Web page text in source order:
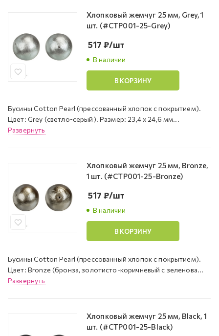
Хлопковый жемчуг 25 мм, Grey, 1
шт. (#CTP001-25-Grey)
В наличии
517 ₽/шт
В КОРЗИНУ
Бусины Cotton Pearl (прессованный хлопок с покрытием).
Цвет: Grey (светло-серый). Размер: 23,4 х 24,6 мм...
Развернуть
Хлопковый жемчуг 25 мм, Bronze,
1 шт. (#CTP001-25-Bronze)
В наличии
517 ₽/шт
В КОРЗИНУ
Бусины Cotton Pearl (прессованный хлопок с покрытием).
Цвет: Bronze (бронза, золотисто-коричневый с зеленова...
Развернуть
Хлопковый жемчуг 25 мм, Black, 1
шт. (#CTP001-25-Black)